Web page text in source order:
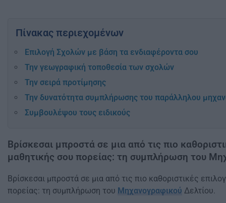
Πίνακας περιεχομένων
Επιλογή Σχολών με βάση τα ενδιαφέροντα σου
Την γεωγραφική τοποθεσία των σχολών
Την σειρά προτίμησης
Την δυνατότητα συμπλήρωσης του παράλληλου
Συμβουλέψου τους ειδικούς
Βρίσκεσαι μπροστά σε μια από τις πιο
μαθητικής σου πορείας: τη συμπλήρωση του
Βρίσκεσαι μπροστά σε μια από τις πιο καθοριστικές
πορείας: τη συμπλήρωση του Μηχανογραφικού Δελτίου.